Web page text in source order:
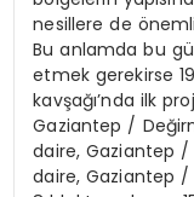
nesillere de önemli
Bu anlamda bu
etmek gerekirse
kavşağı’nda ilk
Gaziantep /
daire, Gaziantep /
daire, Gaziantep /